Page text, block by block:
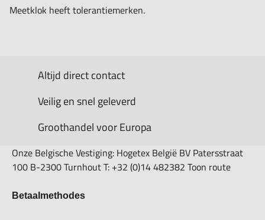
Meetklok heeft tolerantiemerken.
Altijd direct contact
Veilig en snel geleverd
Groothandel voor Europa
Onze Belgische Vestiging: Hogetex België BV Patersstraat
100 B-2300 Turnhout T: +32 (0)14 482382 Toon route
Betaalmethodes